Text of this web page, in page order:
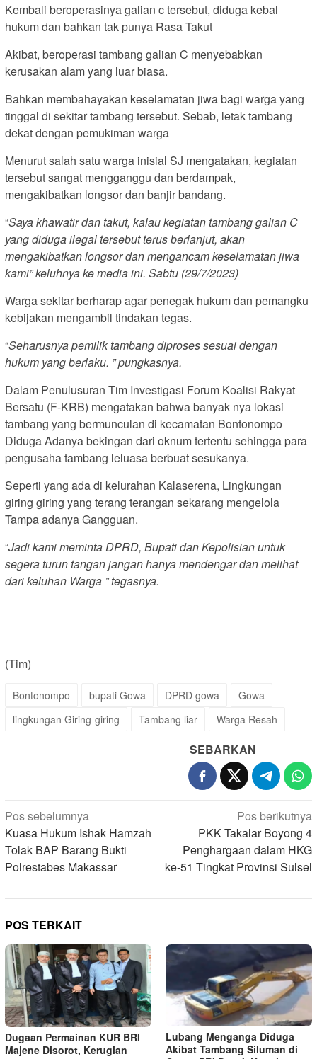
Kembali beroperasinya galian c tersebut, diduga kebal
hukum dan bahkan tak punya Rasa Takut
Akibat, beroperasi tambang galian C menyebabkan
kerusakan alam yang luar biasa.
Bahkan membahayakan keselamatan jiwa bagi warga yang
tinggal di sekitar tambang tersebut. Sebab, letak tambang
dekat dengan pemukiman warga
Menurut salah satu warga inisial SJ mengatakan, kegiatan
tersebut sangat mengganggu dan berdampak,
mengakibatkan longsor dan banjir bandang.
“Saya khawatir dan takut, kalau kegiatan tambang galian C
yang diduga ilegal tersebut terus berlanjut, akan
mengakibatkan longsor dan mengancam keselamatan jiwa
kami” keluhnya ke media ini. Sabtu (29/7/2023)
Warga sekitar berharap agar penegak hukum dan pemangku
kebijakan mengambil tindakan tegas.
“Seharusnya pemilik tambang diproses sesuai dengan
hukum yang berlaku. ” pungkasnya.
Dalam Penulusuran Tim Investigasi Forum Koalisi Rakyat
Bersatu (F-KRB) mengatakan bahwa banyak nya lokasi
tambang yang bermunculan di kecamatan Bontonompo
Diduga Adanya bekingan dari oknum tertentu sehingga para
pengusaha tambang leluasa berbuat sesukanya.
Seperti yang ada di kelurahan Kalaserena, Lingkungan
giring giring yang terang terangan sekarang mengelola
Tampa adanya Gangguan.
“Jadi kami meminta DPRD, Bupati dan Kepolisian untuk
segera turun tangan jangan hanya mendengar dan melihat
dari keluhan Warga ” tegasnya.
(Tim)
Bontonompo bupati Gowa DPRD gowa
Gowa
lingkungan Giring-giring
Tambang liar Warga Resah
SEBARKAN
Navigasi
pos
Pos sebelumnya
Kuasa Hukum Ishak Hamzah
Tolak BAP Barang Bukti
Polrestabes Makassar
Pos berikutnya
PKK Takalar Boyong 4
Penghargaan dalam HKG
ke-51 Tingkat Provinsi Sulsel
POS TERKAIT
Dugaan Permainan KUR BRI
Majene Disorot, Kerugian
Lubang Menganga Diduga
Akibat Tambang Siluman di